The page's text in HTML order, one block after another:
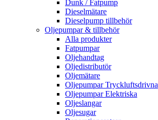
Dunk / Fatpump
Dieselmätare
Dieselpump tillbehör
Oljepumpar & tillbehör
Alla produkter
Fatpumpar
Oljehandtag
Oljedistributör
Oljemätare
Oljepumpar Tryckluftsdrivna
Oljepumpar Elektriska
Oljeslangar
Oljesugar